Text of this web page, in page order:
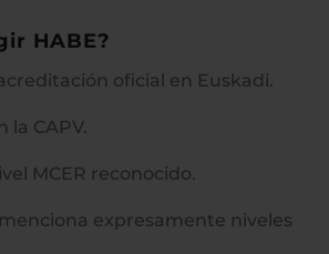
HABE?
oficial en Euskadi.
la CAPV.
MCER reconocido.
expresamente niveles